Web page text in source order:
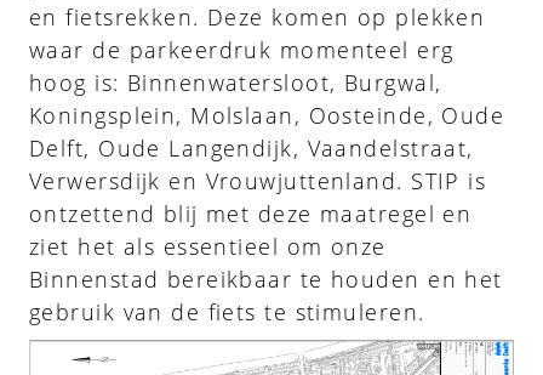
en fietsrekken. Deze komen op plekken
waar de parkeerdruk momenteel erg
hoog is: Binnenwatersloot, Burgwal,
Koningsplein, Molslaan, Oosteinde, Oude
Delft, Oude Langendijk, Vaandelstraat,
Verwersdijk en Vrouwjuttenland. STIP is
ontzettend blij met deze maatregel en
ziet het als essentieel om onze
Binnenstad bereikbaar te houden en het
gebruik van de fiets te stimuleren.